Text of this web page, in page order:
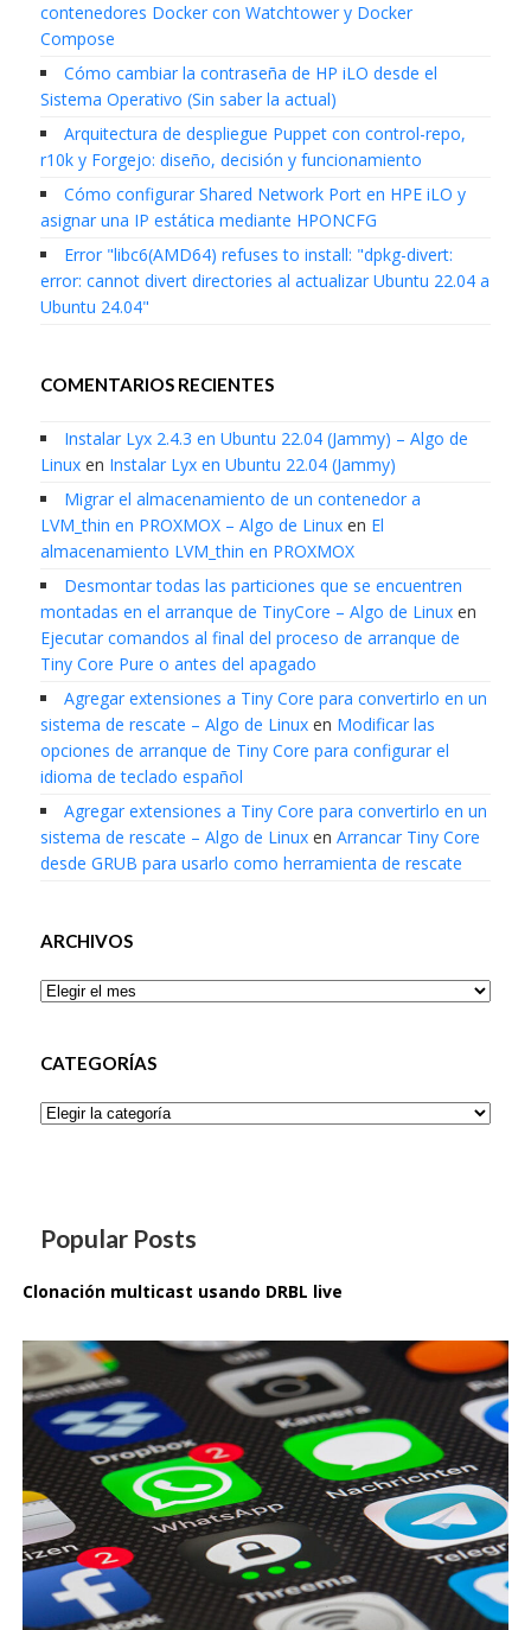
contenedores Docker con Watchtower y Docker
Compose
Cómo cambiar la contraseña de HP iLO desde el
Sistema Operativo (Sin saber la actual)
Arquitectura de despliegue Puppet con control-repo,
r10k y Forgejo: diseño, decisión y funcionamiento
Cómo configurar Shared Network Port en HPE iLO y
asignar una IP estática mediante HPONCFG
Error "libc6(AMD64) refuses to install: "dpkg-divert:
error: cannot divert directories al actualizar Ubuntu 22.04 a
Ubuntu 24.04"
COMENTARIOS RECIENTES
Instalar Lyx 2.4.3 en Ubuntu 22.04 (Jammy) – Algo de
Linuxen Instalar Lyx en Ubuntu 22.04 (Jammy)
Migrar el almacenamiento de un contenedor a
LVM_thin en PROXMOX – Algo de Linuxen El
almacenamiento LVM_thin en PROXMOX
Desmontar todas las particiones que se encuentren
montadas en el arranque de TinyCore – Algo de Linuxen
Ejecutar comandos al final del proceso de arranque de
Tiny Core Pure o antes del apagado
Agregar extensiones a Tiny Core para convertirlo en un
sistema de rescate – Algo de Linuxen Modificar las
opciones de arranque de Tiny Core para configurar el
idioma de teclado español
Agregar extensiones a Tiny Core para convertirlo en un
sistema de rescate – Algo de Linuxen Arrancar Tiny Core
desde GRUB para usarlo como herramienta de rescate
ARCHIVOS
Archivos
CATEGORÍAS
Categorías
Popular Posts
Clonación multicast usando DRBL live